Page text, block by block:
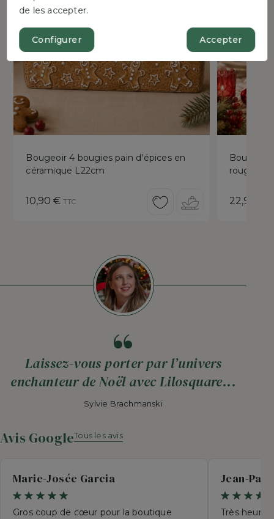
Bougeoir 4 bougies pain d'épices en
céramique L22cm
Prix
10,90 € TTC
Bougeoir
rouge
Prix
22,90 €
Laissez-vous porter par l’univers
enchanteur de Noël avec Lilosquare...
Sylvie Brachmanski
Avis GoogleTous les avis
Marie-Josée Garcia
Gros coup de cœur pour la boutique
Jean-
Très
de les accepter.
Configurer Accepter